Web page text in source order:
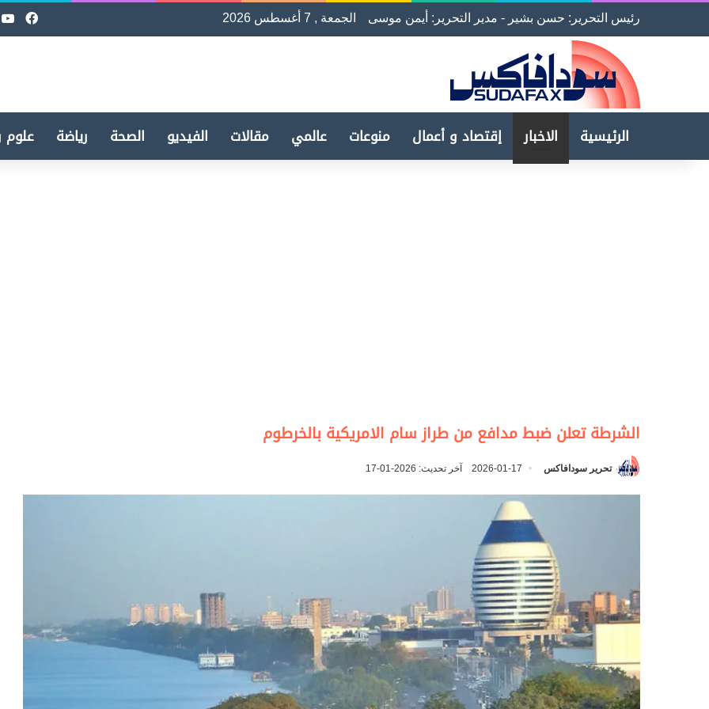
رئيس التحرير: حسن بشير - مدير التحرير: أيمن موسى الجمعة , 7 أغسطس 2026
الرئيسية الاخبار إقتصاد و أعمال منوعات عالمي مقالات الفيديو الصحة رياضة علوم
الشرطة تعلن ضبط مدافع من طراز سام الامريكية بالخرطوم
تحرير سودافاكس 2026-01-17 آخر تحديث: 2026-01-17